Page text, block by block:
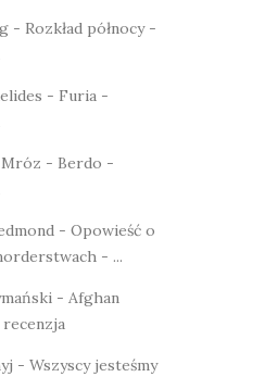
- Rozkład północy -
- Furia -
Mróz - Berdo -
- Opowieść o
- ...
- Afghan
- Wszyscy jesteśmy